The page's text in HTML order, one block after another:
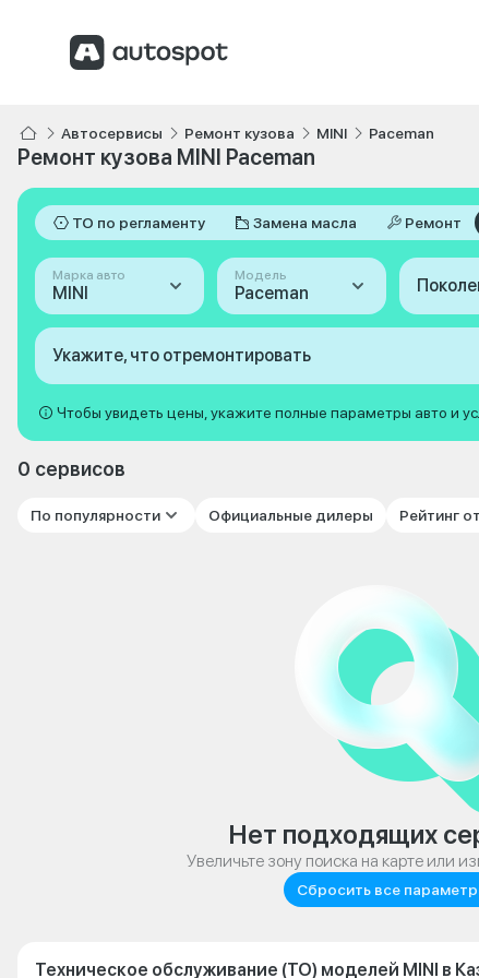
Автосервисы Ремонт кузова MINI Paceman
Ремонт кузова MINI Paceman
ТО по регламенту Замена масла Ремонт
Марка авто
MINI
Модель
Paceman
Укажите, что отремонтировать
Чтобы увидеть цены, укажите полные параметры авто и
0 сервисов
По популярности Официальные дилеры Рейтинг
Нет подходящих
Увеличьте зону поиска на карте или
Сбросить все
Техническое обслуживание (ТО) моделей MINI в